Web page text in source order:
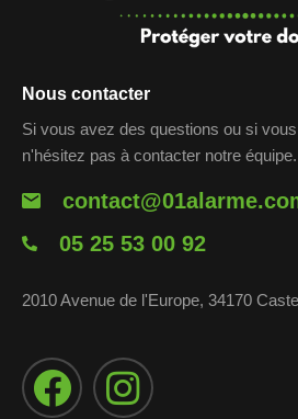
Nous contacter
Si vous avez des questions ou si
n'hésitez pas à contacter notre équipe.
05 25 53 00 92
2010 Avenue de l'Europe, 34170